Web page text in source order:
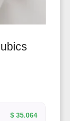
$ 35.064